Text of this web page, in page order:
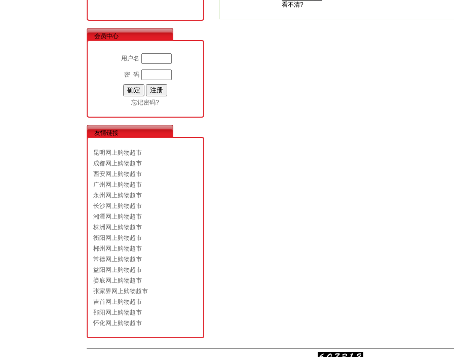
会员中心
用户名
密 码
忘记密码?
友情链接
昆明网上购物超市
成都网上购物超市
西安网上购物超市
广州网上购物超市
永州网上购物超市
长沙网上购物超市
湘潭网上购物超市
株洲网上购物超市
衡阳网上购物超市
郴州网上购物超市
常德网上购物超市
益阳网上购物超市
娄底网上购物超市
张家界网上购物超市
吉首网上购物超市
邵阳网上购物超市
怀化网上购物超市
看不清?